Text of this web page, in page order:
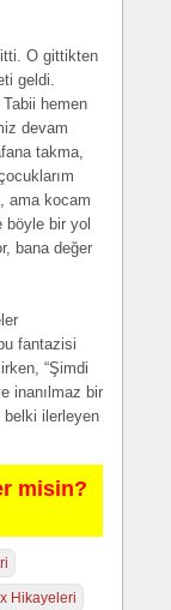
O gittikten
geldi.
hemen
devam
takma,
ama kocam
böyle bir yol
bana değer
fantazisi
“Şimdi
inanılmaz bir
belki ilerleyen
misin?
Hikayeleri